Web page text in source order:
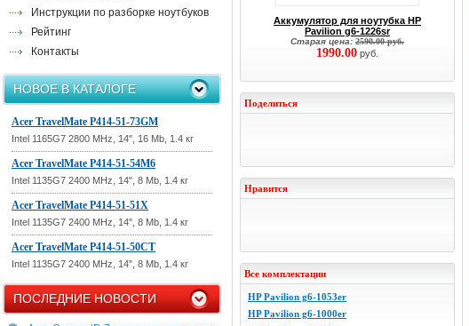
Инструкции по разборке ноутбуков
Рейтинг
Контакты
НОВОЕ В КАТАЛОГЕ
Acer TravelMate P414-51-73GM
Intel 1165G7 2800 MHz, 14", 16 Mb, 1.4 кг
Acer TravelMate P414-51-54M6
Intel 1135G7 2400 MHz, 14", 8 Mb, 1.4 кг
Acer TravelMate P414-51-51X
Intel 1135G7 2400 MHz, 14", 8 Mb, 1.4 кг
Acer TravelMate P414-51-50CT
Intel 1135G7 2400 MHz, 14", 8 Mb, 1.4 кг
ПОСЛЕДНИЕ НОВОСТИ
Аккумулятор для ноутубка HP
Pavilion g6-1226sr
Старая цена: 2590.00 руб.
1990.00 руб.
Поделиться
Нравится
Все комплектации
HP Pavilion g6-1053er
HP Pavilion g6-1000er